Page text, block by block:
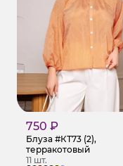
750 ₽
Блуза #КТ73 (2),
терракотовый
11 шт.